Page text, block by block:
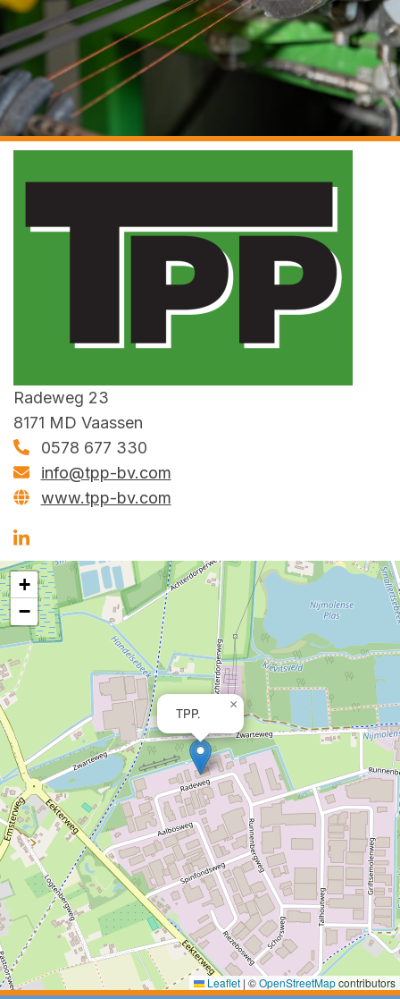
Radeweg 23
8171 MD Vaassen
0578 677 330
info@tpp-bv.com
www.tpp-bv.com
TPP.
×
+
−
Leaflet | ©OpenStreetMapcontributors